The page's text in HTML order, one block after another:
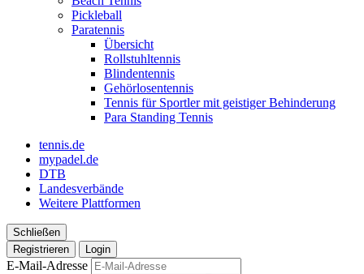
Pickleball
Paratennis
Übersicht
Rollstuhltennis
Blindentennis
Gehörlosentennis
Tennis für Sportler mit geistiger Behinderung
Para Standing Tennis
tennis.de
mypadel.de
DTB
Landesverbände
Weitere Plattformen
Schließen
Registrieren
Login
E-Mail-Adresse